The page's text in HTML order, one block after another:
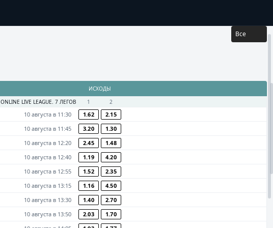
Все
ИСХОДЫ
ONLINE LIVE LEAGUE. 7 ЛЕГОВ
1 2
10 августа в 11:30 1.62
2.15
10 августа в 11:45 3.20
1.30
10 августа в 12:20 2.45
1.48
10 августа в 12:40 1.19
4.20
10 августа в 12:55 1.52
2.35
10 августа в 13:15 1.16
4.50
10 августа в 13:30 1.40
2.70
10 августа в 13:50 2.03
1.70